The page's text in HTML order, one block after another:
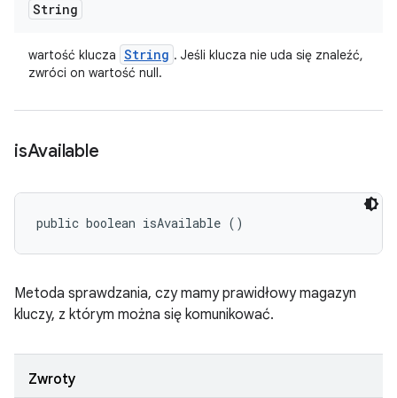
String
wartość klucza String . Jeśli klucza nie uda się znaleźć,
zwróci on wartość null.
isAvailable
public boolean isAvailable ()
Metoda sprawdzania, czy mamy prawidłowy magazyn
kluczy, z którym można się komunikować.
Zwroty